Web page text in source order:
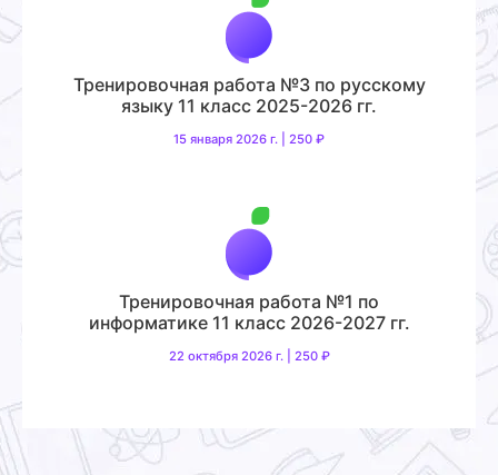
Тренировочная работа №3 по русскому
языку 11 класс 2025-2026 гг.
15 января 2026 г. | 250 ₽
Тренировочная работа №1 по
информатике 11 класс 2026-2027 гг.
22 октября 2026 г. | 250 ₽